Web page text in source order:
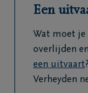
Een
Wat moet je
overlijden
een uitvaart
Verheyden